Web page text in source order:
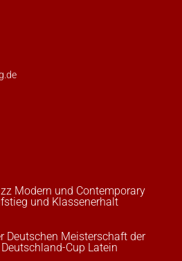
Modern und Contemporary
und Klassenerhalt
Deutschen Meisterschaft der
Cup Latein